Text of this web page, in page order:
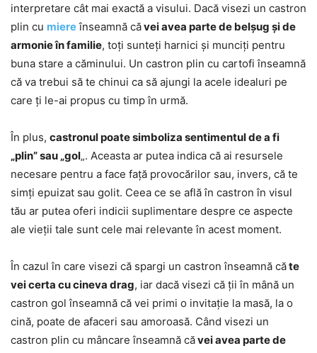
interpretare cât mai exactă a visului. Dacă visezi un castron
plin cu miereînseamnă căvei avea parte de belșug și de
armonie în familie, toți sunteți harnici și munciți pentru
buna stare a căminului. Un castron plin cu cartofi înseamnă
că va trebui să te chinui ca să ajungi la acele idealuri pe
care ți le-ai propus cu timp în urmă.
În plus, castronul poate simboliza sentimentul de a fi
„plin” sau „gol„. Aceasta ar putea indica că ai resursele
necesare pentru a face față provocărilor sau, invers, că te
simți epuizat sau golit. Ceea ce se află în castron în visul
tău ar putea oferi indicii suplimentare despre ce aspecte
ale vieții tale sunt cele mai relevante în acest moment.
În cazul în care visezi că spargi un castron înseamnă căte
vei certa cu cineva drag, iar dacă visezi că ții în mână un
castron gol înseamnă că vei primi o invitație la masă, la o
cină, poate de afaceri sau amoroasă. Când visezi un
castron plin cu mâncare înseamnă căvei avea parte de